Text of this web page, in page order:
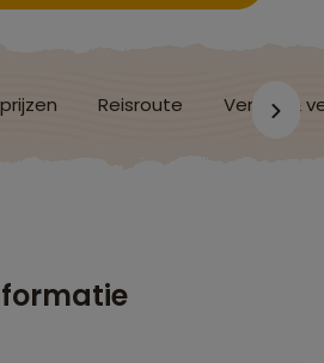
Reisroute Verblijf &